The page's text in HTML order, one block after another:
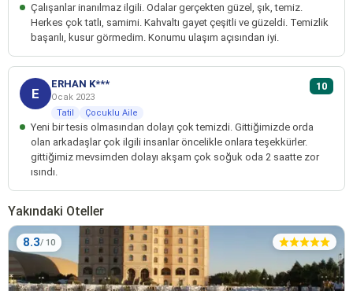
Çalışanlar inanılmaz ilgili. Odalar gerçekten güzel, şık, temiz.
Herkes çok tatlı, samimi. Kahvaltı gayet çeşitli ve güzeldi. Temizlik
başarılı, kusur görmedim. Konumu ulaşım açısından iyi.
E
ERHAN K***
Ocak 2023
Tatil
Çocuklu Aile
10
Yeni bir tesis olmasından dolayı çok temizdi. Gittiğimizde orda
olan arkadaşlar çok ilgili insanlar öncelikle onlara teşekkürler.
gittiğimiz mevsimden dolayı akşam çok soğuk oda 2 saatte zor
ısındı.
Yakındaki Oteller
8.3